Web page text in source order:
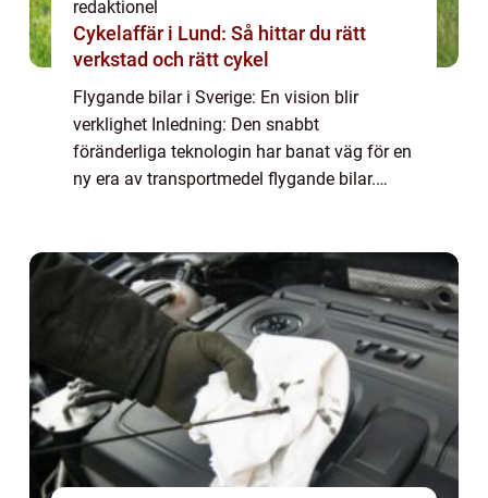
redaktionel
Cykelaffär i Lund: Så hittar du rätt
verkstad och rätt cykel
Flygande bilar i Sverige: En vision blir
verklighet Inledning: Den snabbt
föränderliga teknologin har banat väg för en
ny era av transportmedel flygande bilar.